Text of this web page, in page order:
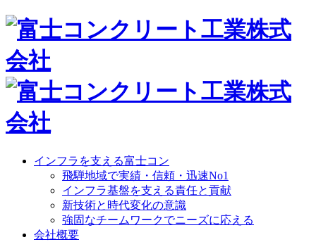
インフラを支える富士コン
飛騨地域で実績・信頼・迅速No1
インフラ基盤を支える責任と貢献
新技術と時代変化の意識
強固なチームワークでニーズに応える
会社概要